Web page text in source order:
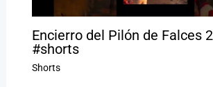
Encierro del Pilón de Falces
#shorts
Shorts